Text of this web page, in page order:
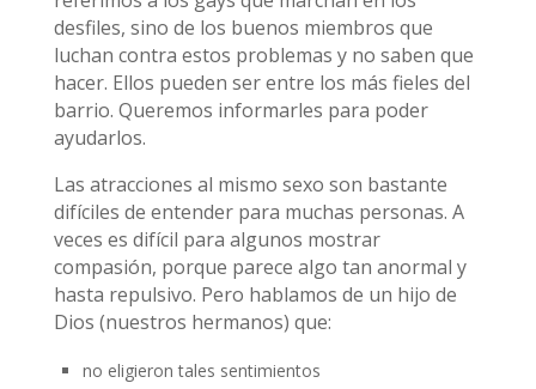
desfiles, sino de los buenos miembros que
luchan contra estos problemas y no saben que
hacer. Ellos pueden ser entre los más fieles del
barrio. Queremos informarles para poder
ayudarlos.
Las atracciones al mismo sexo son bastante
difíciles de entender para muchas personas. A
veces es difícil para algunos mostrar
compasión, porque parece algo tan anormal y
hasta repulsivo. Pero hablamos de un hijo de
Dios (nuestros hermanos) que:
no eligieron tales sentimientos